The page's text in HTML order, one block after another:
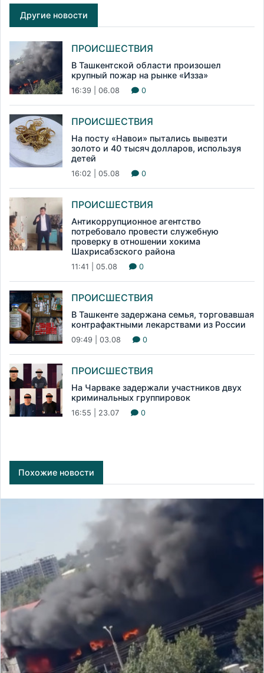
Другие новости
ПРОИСШЕСТВИЯ
В Ташкентской области произошел
крупный пожар на рынке «Изза»
16:39 | 06.08 0
ПРОИСШЕСТВИЯ
На посту «Навои» пытались вывезти
золото и 40 тысяч долларов, используя
детей
16:02 | 05.08 0
ПРОИСШЕСТВИЯ
Антикоррупционное агентство
потребовало провести служебную
проверку в отношении хокима
Шахрисабзского района
11:41 | 05.08 0
ПРОИСШЕСТВИЯ
В Ташкенте задержана семья, торговавшая
контрафактными лекарствами из России
09:49 | 03.08 0
ПРОИСШЕСТВИЯ
На Чарваке задержали участников двух
криминальных группировок
16:55 | 23.07 0
Похожие новости